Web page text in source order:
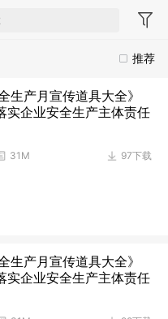
推荐
生产月宣传道具大全》
实企业安全生产主体责任
97下载
31M
生产月宣传道具大全》
实企业安全生产主体责任